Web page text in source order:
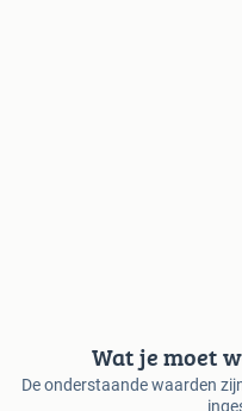
Wat je moet
De onderstaande waarden